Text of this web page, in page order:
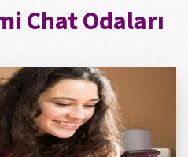
Chat Odaları